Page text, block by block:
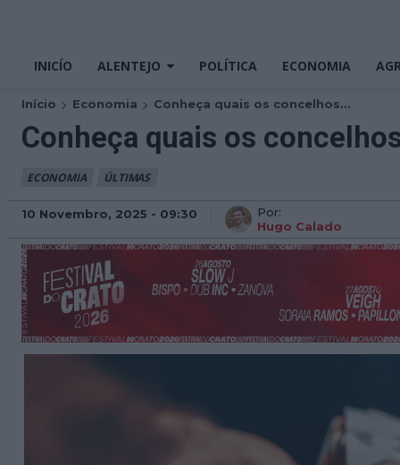
INICÍO ALENTEJO POLÍTICA ECONOMIA
Início Economia Conheça quais os concelhos...
Conheça quais os
ECONOMIA ÚLTIMAS
10 Novembro, 2025 - 09:30
Por:
Hugo Calado